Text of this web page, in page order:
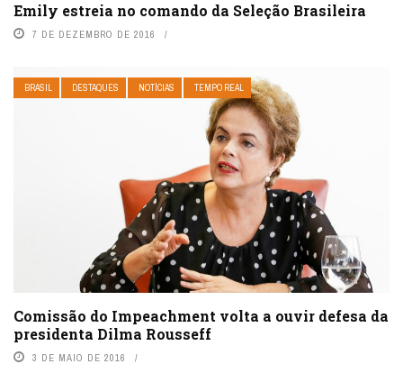
Emily estreia no comando da Seleção Brasileira
7 DE DEZEMBRO DE 2016
BRASIL DESTAQUES NOTÍCIAS TEMPO REAL
Comissão do Impeachment volta a ouvir defesa da
presidenta Dilma Rousseff
3 DE MAIO DE 2016